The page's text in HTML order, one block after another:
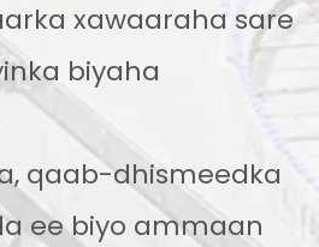
xawaaraha sare
biyaha
qaab-dhismeedka
ee biyo ammaan